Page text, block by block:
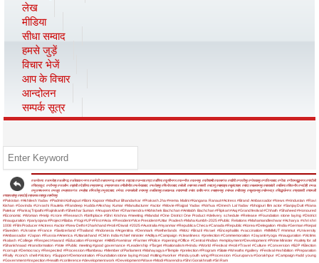
लेख
मीडिया
सीधा सम्वाद
हमसे जुड़ें
विचार भेजें
आप के विचार
आन्दोलन
सम्पर्क सूत्र
#अयोध्या #अमरोहा #अलीगढ़ #अंबेडकर नगर#अमेठी #आजमगढ़ #आगरा #इटावा #उन्नाव#एटा#औरैया#कुशीनगर #कन्नौज #कानपुर #कौशाम्बी #कासगंज #खीरी#गाजीपुर#गोरखपुर #गाजियाबाद #गोंडा #गौतमबुद्धनगर #चंदौली
#चित्रकूट #जौनपुर #जालौन #झांसी #देवरिया #प्रतापगढ़ #प्रयागराज #पीलीभीत #फर्रुखाबाद #फतेहपुर #फिरोजाबाद #बरेली #बागपत #बस्ती #बदायूं #बहराइच #बुलंदशहर #बांदा #बलरामपुर #बाराबंकी #बलिया #बिजनौर #भदोही #मऊ
#मुजफ्फरनगर #मथुरा #महाराजगंज #महोबा #मिर्जापुर #मुरादाबाद #मेरठ #रायबरेली #रामपुर #ललितपुर #लखनऊ #वाराणसी #संत कबीर नगर #सहारनपुर #संभल #सीतापुर #सुल्तानपुर #सोनभद्र#सिद्धार्थनगर #श्रावस्ती #शामली
#शाहजहांपुर #हरदोई #हाथरस#हापुड़ #हमीरपुर
#Pakistan #Akhilesh Yadav #Padmini Kolhapuri #Boni Kapoor #Madhur Bhandarkar #Prakash Jha #Hema Malini #Kangana Ranaut #Actress #Brand Ambassador #News #Hindustan #Ravi
Kishan #Govinda #Urvashi Rautela #Randeep Hudda #Akshay Kumar #Manufacturer #actor #Movie #Rajpal Yadav #Nirhua #Dinesh Lal Yadav #bhojpuri film actor #SanjayDutt #Nana
Patekar #Pankaj Tripathi#Rajinikanth#Shekhar Suman #Anupam Kher #Dharmendra#Abhishek Bachchan #Amitabh Bachchan #Flipkart#Aaj#Grand festival #Chhath #Shaheed #Honoured
#Economic #Woman #Help #crore #Research #birthplace #Shri Krishna #meeting #Mandal #One District One Product #delivery schedule #Release #Foundation stone laying #District
#Inauguration #pariyojana #Project #Baba #Yogi #UP #First #Asia #President #Vice President #Uttar Pradesh #Maha Kumbh-2025 #Public Relations #Mahamandleshwar #Acharya #shri shri
1008 #Film Producer #Actress #actor#New Delhi #Jharkhand #Holi #Diwali #2025 #Australia #myanmar #Republica Checa#Canada #Republic #Korea #Delegation #India #German #Nepal
#Sweden #Ukraine #France #Switzerland #Thailand #Indonesia #Argentina #Denmark #Netherlands #MoU #Brazil #Israel #Encephalitis #vaccination #MMMUT #mmmut #University
#Ambassador #Japan #Russia #America #Uttarakhand #CM in India #chief minister #Aditya #Campaign #cleanliness #prelection #Commemoration #Jayanti #yoga #inauguration #Victims
#kalash #College #Respect #award #Education #Foreigner #AIIMS #seminar #Farmer #Police #opening #Office #Central #Indian #employment #Development #Prime Minister #safety for all
#Shankhnaad #transformation #Vote #Public meeting #good governance #Leadership #Target #Nationalism #Hindu #World #Festival #Holi #Travel #Culture #Conversion #BJP #Election
#corrupt #Democracy #Respected #Procession #flambeau #Member of Parliament #Mahayagya #Temple #prelection #Program #State #Wreaths #gallery #Festival #exhibition #Preparation
#Rally #conch shell #Victory #Support #Demonstration #Foundation stone laying #road #sitting #worker #hindu youth wing #Procession #Guruparva #Gorakhpur #Campaign #add young
#Government#inspection #Health #conference #development work #Development#Wave #Modi #Narendra #Shri Gorakhnath #Sri Ram